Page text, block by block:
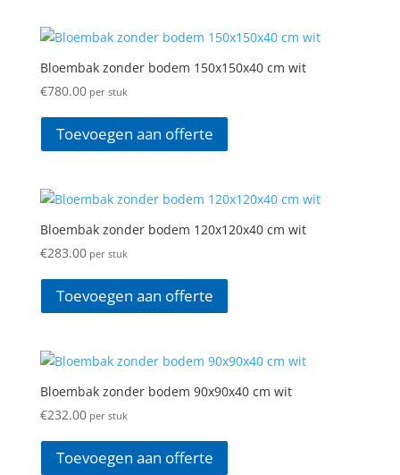
Bloembak zonder bodem 150x150x40 cm wit
€780.00per stuk
Toevoegen aan offerte
Bloembak zonder bodem 120x120x40 cm wit
€283.00per stuk
Toevoegen aan offerte
Bloembak zonder bodem 90x90x40 cm wit
€232.00per stuk
Toevoegen aan offerte